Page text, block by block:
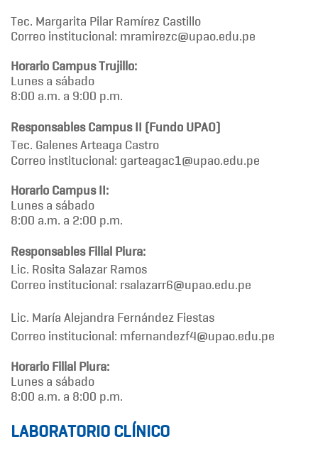
Tec. Margarita Pilar Ramírez Castillo
Correo institucional: mramirezc@upao.edu.pe
Horario Campus Trujillo:
Lunes a sábado
8:00 a.m. a 9:00 p.m.
Responsables Campus II (Fundo UPAO)
Tec. Galenes Arteaga Castro
Correo institucional: garteagac1@upao.edu.pe
Horario Campus II:
Lunes a sábado
8:00 a.m. a 2:00 p.m.
Responsables Filial Piura:
Lic. Rosita Salazar Ramos
Correo institucional: rsalazarr6@upao.edu.pe
Lic. María Alejandra Fernández Fiestas
Correo institucional: mfernandezf4@upao.edu.pe
Horario Filial Piura:
Lunes a sábado
8:00 a.m. a 8:00 p.m.
LABORATORIO CLÍNICO